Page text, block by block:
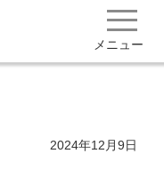
メニュー
2024年12月9日